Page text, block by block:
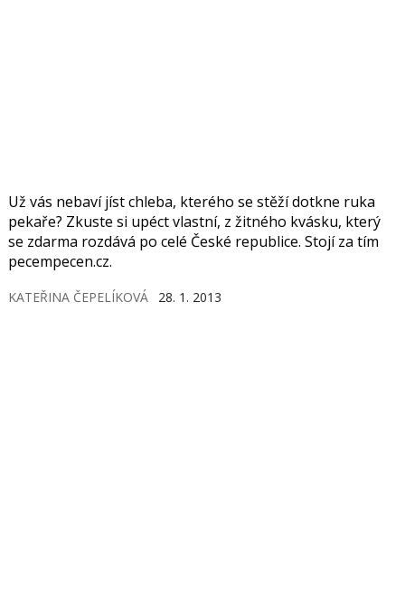
Už vás nebaví jíst chleba, kterého se stěží dotkne ruka
pekaře? Zkuste si upéct vlastní, z žitného kvásku, který
se zdarma rozdává po celé České republice. Stojí za tím
pecempecen.cz.
KATEŘINA ČEPELÍKOVÁ 28. 1. 2013